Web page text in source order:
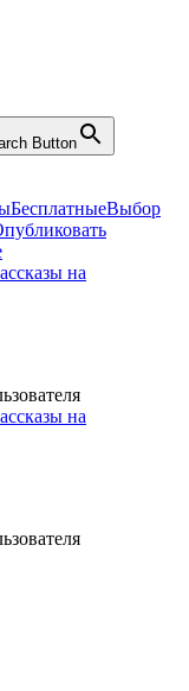
Button
БесплатныеВыбор
на
на